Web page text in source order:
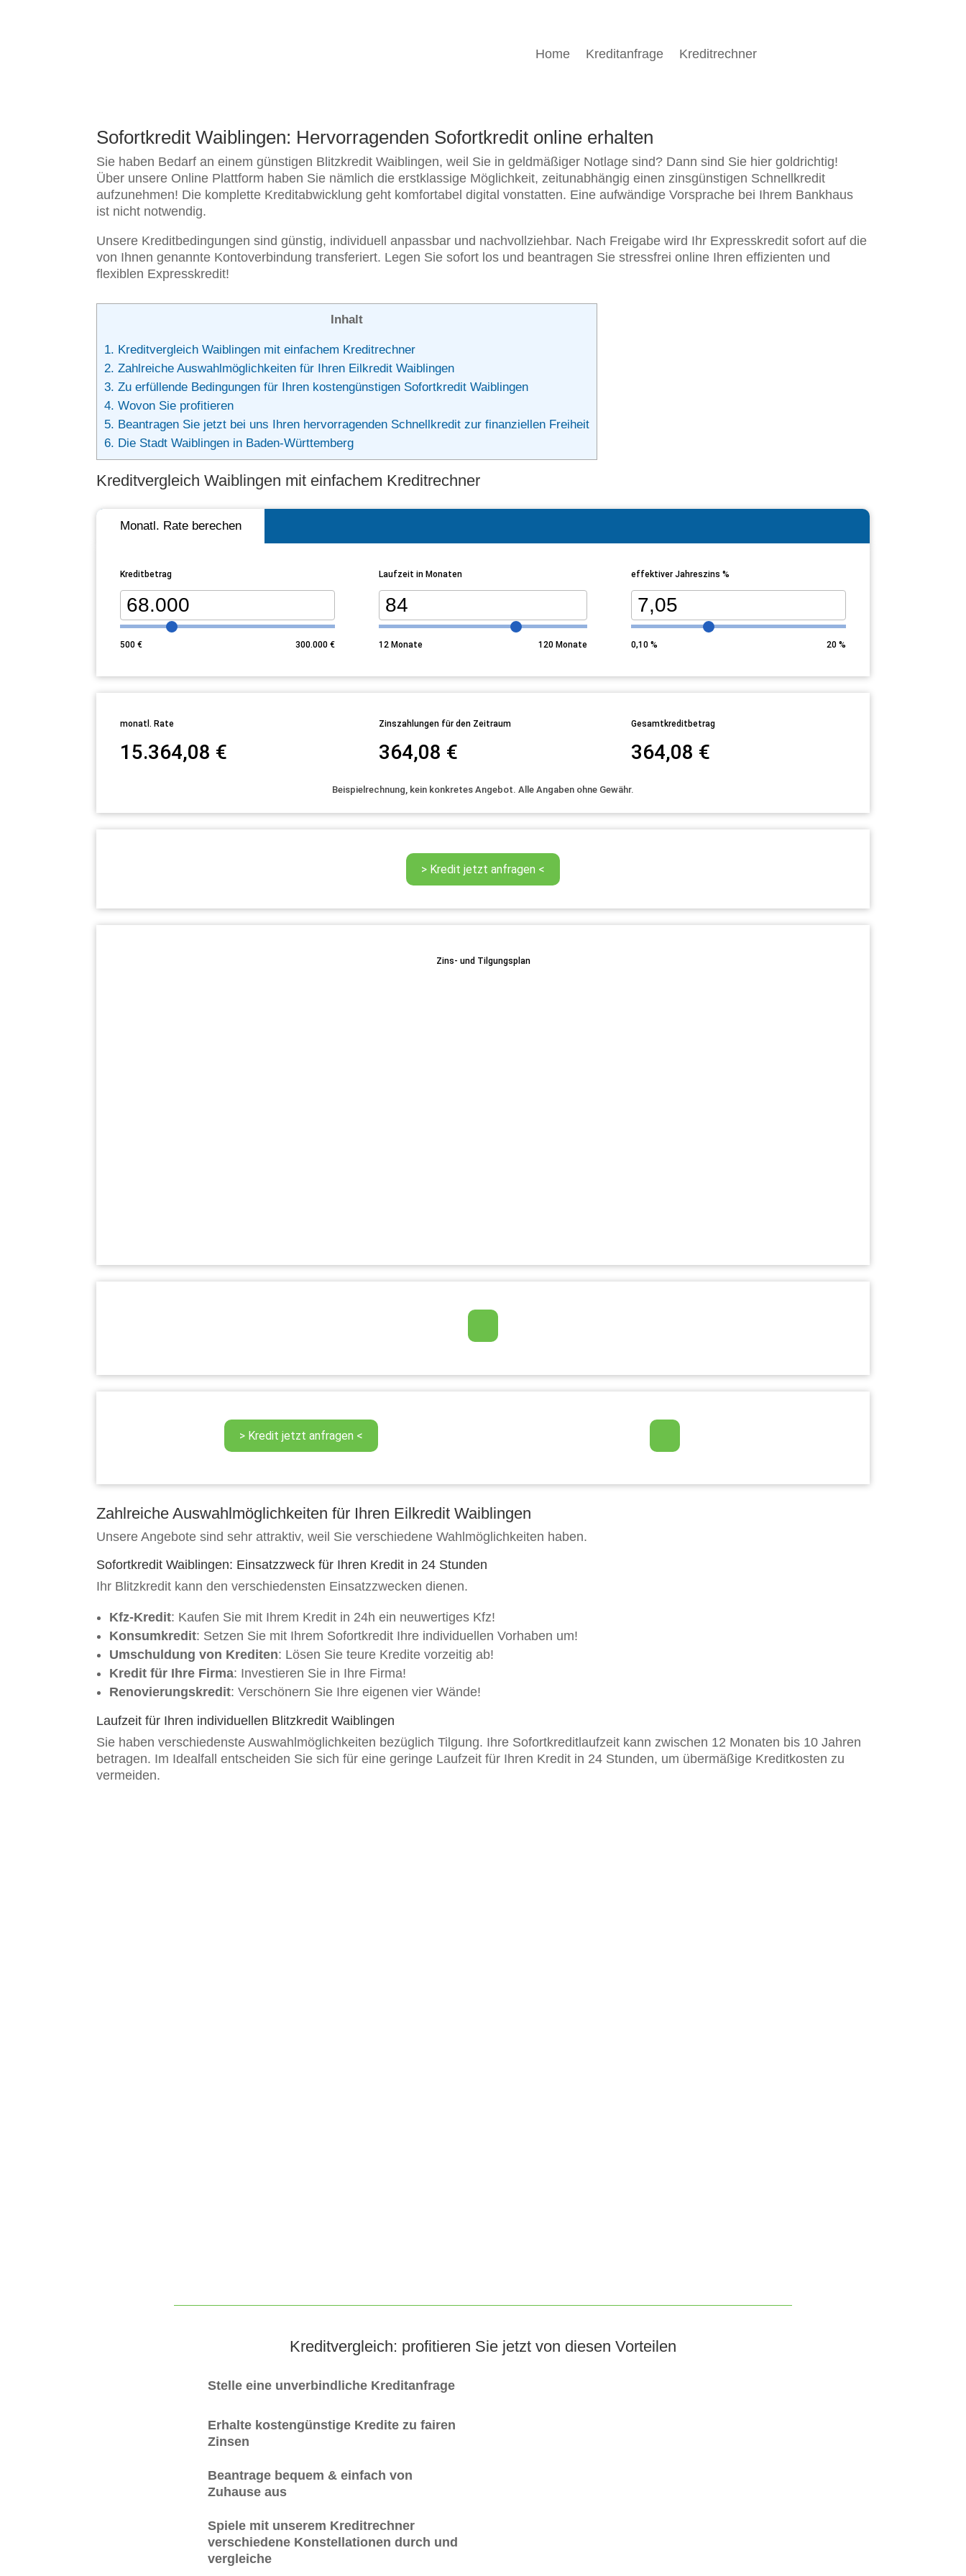
Home Kreditanfrage Kreditrechner
Sofortkredit Waiblingen: Hervorragenden Sofortkredit online erhalten
Sie haben Bedarf an einem günstigen Blitzkredit Waiblingen, weil Sie in geldmäßiger Notlage sind? Dann sind Sie hier goldrichtig!
Über unsere Online Plattform haben Sie nämlich die erstklassige Möglichkeit, zeitunabhängig einen zinsgünstigen Schnellkredit
aufzunehmen! Die komplette Kreditabwicklung geht komfortabel digital vonstatten. Eine aufwändige Vorsprache bei Ihrem Bankhaus
ist nicht notwendig.
Unsere Kreditbedingungen sind günstig, individuell anpassbar und nachvollziehbar. Nach Freigabe wird Ihr Expresskredit sofort auf die
von Ihnen genannte Kontoverbindung transferiert. Legen Sie sofort los und beantragen Sie stressfrei online Ihren effizienten und
flexiblen Expresskredit!
Inhalt
1. Kreditvergleich Waiblingen mit einfachem Kreditrechner
2. Zahlreiche Auswahlmöglichkeiten für Ihren Eilkredit Waiblingen
3. Zu erfüllende Bedingungen für Ihren kostengünstigen Sofortkredit Waiblingen
4. Wovon Sie profitieren
5. Beantragen Sie jetzt bei uns Ihren hervorragenden Schnellkredit zur finanziellen Freiheit
6. Die Stadt Waiblingen in Baden-Württemberg
Kreditvergleich Waiblingen mit einfachem Kreditrechner
Monatl. Rate berechen
Kreditbetrag
500€ 300.000 €
Laufzeit in Monaten
12Monate 120 Monate
effektiver Jahreszins %
0,10% 20 %
monatl. Rate
15.364,08 €
Zinszahlungen für den Zeitraum
364,08 €
Gesamtkreditbetrag
364,08 €
Beispielrechnung, kein konkretes Angebot. Alle Angaben ohne Gewähr.
Zins- und Tilgungsplan
Zahlreiche Auswahlmöglichkeiten für Ihren Eilkredit Waiblingen
Unsere Angebote sind sehr attraktiv, weil Sie verschiedene Wahlmöglichkeiten haben.
Sofortkredit Waiblingen: Einsatzzweck für Ihren Kredit in 24 Stunden
Ihr Blitzkredit kann den verschiedensten Einsatzzwecken dienen.
Kfz-Kredit: Kaufen Sie mit Ihrem Kredit in 24h ein neuwertiges Kfz!
Konsumkredit: Setzen Sie mit Ihrem Sofortkredit Ihre individuellen Vorhaben um!
Umschuldung von Krediten: Lösen Sie teure Kredite vorzeitig ab!
Kredit für Ihre Firma: Investieren Sie in Ihre Firma!
Renovierungskredit: Verschönern Sie Ihre eigenen vier Wände!
Laufzeit für Ihren individuellen Blitzkredit Waiblingen
Sie haben verschiedenste Auswahlmöglichkeiten bezüglich Tilgung. Ihre Sofortkreditlaufzeit kann zwischen 12 Monaten bis 10 Jahren
betragen. Im Idealfall entscheiden Sie sich für eine geringe Laufzeit für Ihren Kredit in 24 Stunden, um übermäßige Kreditkosten zu
vermeiden.
Kreditvergleich: profitieren Sie jetzt von diesen Vorteilen
Stelle eine unverbindliche Kreditanfrage
Erhalte kostengünstige Kredite zu fairen
Zinsen
Beantrage bequem & einfach von
Zuhause aus
Spiele mit unserem Kreditrechner
verschiedene Konstellationen durch und
vergleiche